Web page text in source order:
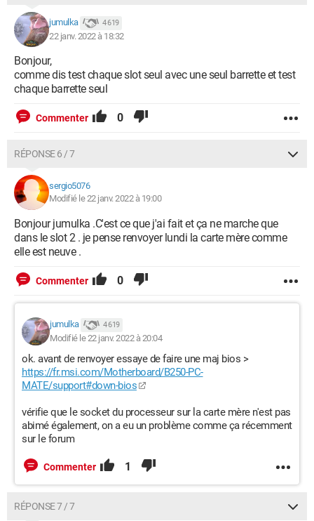
jumulka 4 619
22 janv. 2022 à 18:32
Bonjour,
comme dis test chaque slot seul avec une seul barrette et test
chaque barrette seul
Commenter 0
RÉPONSE 6 / 7
sergio5076
Modifié le 22 janv. 2022 à 19:00
Bonjour jumulka .C'est ce que j'ai fait et ça ne marche que
dans le slot 2 . je pense renvoyer lundi la carte mère comme
elle est neuve .
Commenter 0
jumulka 4 619
Modifié le 22 janv. 2022 à 20:04
ok. avant de renvoyer essaye de faire une maj bios >
https://fr.msi.com/Motherboard/B250-PC-
MATE/support#down-bios
vérifie que le socket du processeur sur la carte mère n'est pas
abimé également, on a eu un problème comme ça récemment
sur le forum
Commenter 1
RÉPONSE 7 / 7